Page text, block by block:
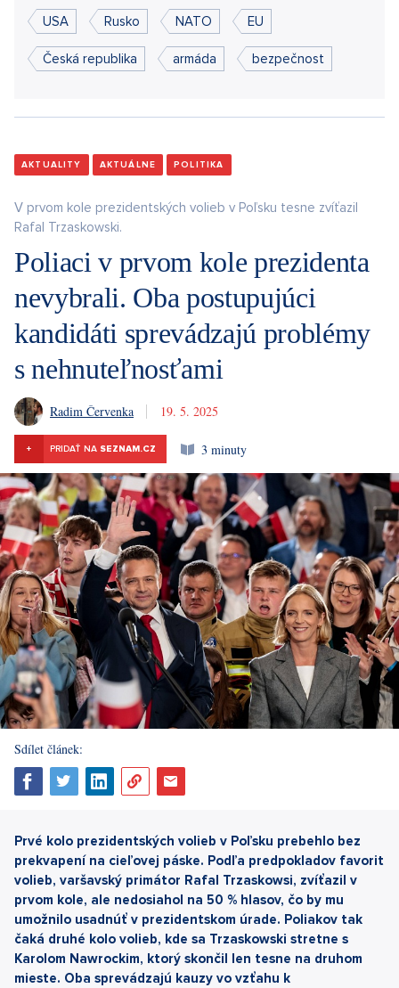
USA Rusko NATO EU
Česká republika armáda bezpečnost
AKTUALITY AKTUÁLNE POLITIKA
V prvom kole prezidentských volieb v Poľsku tesne zvíťazil
Rafal Trzaskowski.
Poliaci v prvom kole prezidenta
nevybrali. Oba postupujúci
kandidáti sprevádzajú problémy
s nehnuteľnosťami
Radim Červenka 19. 5. 2025
+ PRIDAŤ NA SEZNAM.CZ 3 minuty
Sdílet článek:
Prvé kolo prezidentských volieb v Poľsku prebehlo bez
prekvapení na cieľovej páske. Podľa predpokladov favorit
volieb, varšavský primátor Rafal Trzaskowsi, zvíťazil v
prvom kole, ale nedosiahol na 50 % hlasov, čo by mu
umožnilo usadnúť v prezidentskom úrade. Poliakov tak
čaká druhé kolo volieb, kde sa Trzaskowski stretne s
Karolom Nawrockim, ktorý skončil len tesne na druhom
mieste. Oba sprevádzajú kauzy vo vzťahu k